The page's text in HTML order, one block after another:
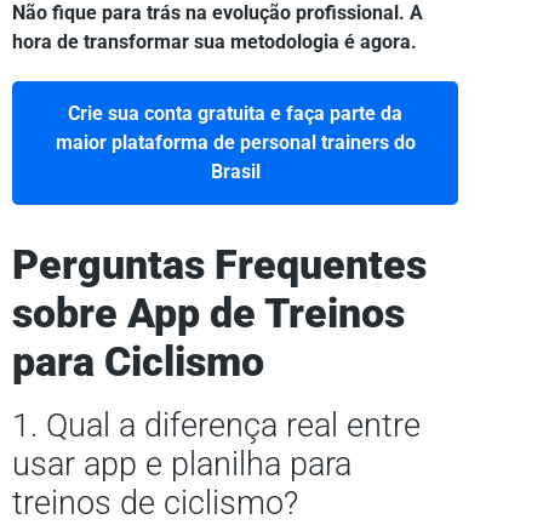
Não fique para trás na evolução profissional. A
hora de transformar sua metodologia é agora.
Crie sua conta gratuita e faça parte da
maior plataforma de personal trainers do
Brasil
Perguntas Frequentes
sobre App de Treinos
para Ciclismo
1. Qual a diferença real entre
usar app e planilha para
treinos de ciclismo?